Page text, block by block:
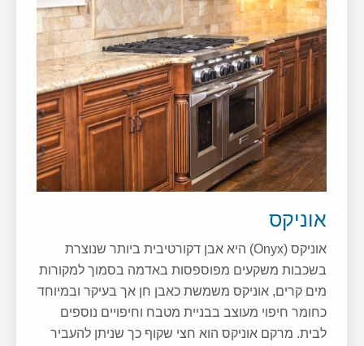
אוניקס
אוניקס (Onyx) היא אבן דקורטיבית ביותר שנוצרת
בשכבות משקעים מפוספסות באדמה בסמוך למקורות
מים קרים, אוניקס משמשת כאבן חן אך בעיקר ובמיוחד
כחומר חיפוי מעוצב בבניית מטבח וחיפויים נוספים
לבית. מרקם אוניקס הוא חצי שקוף כך שניתן להעביר